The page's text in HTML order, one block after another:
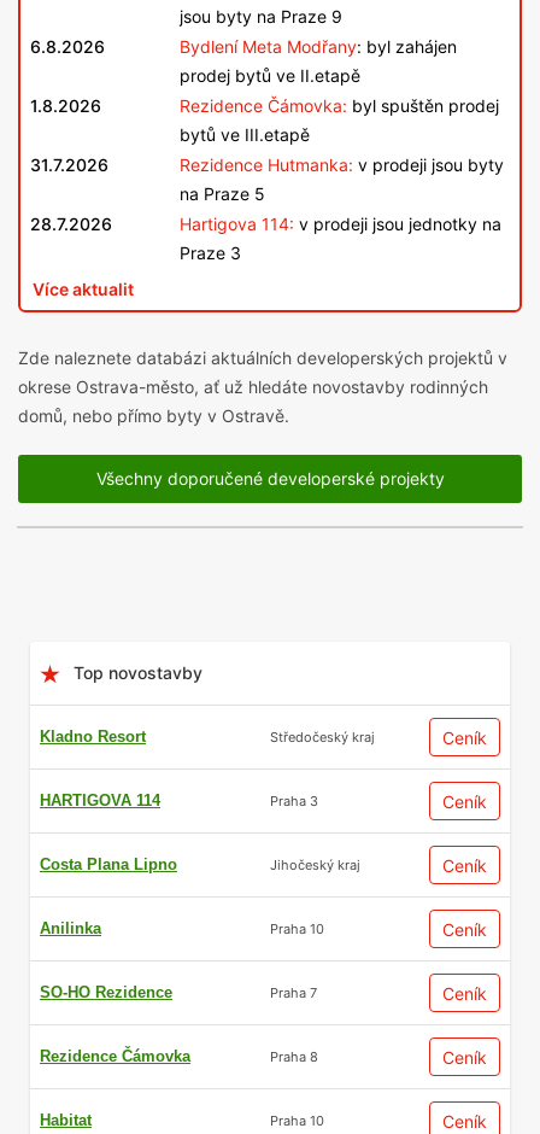
jsou byty na Praze 9
6.8.2026
Bydlení Meta Modřany: byl zahájen
prodej bytů ve II.etapě
1.8.2026
Rezidence Čámovka: byl spuštěn prodej
bytů ve III.etapě
31.7.2026
Rezidence Hutmanka: v prodeji jsou byty
na Praze 5
28.7.2026
Hartigova 114: v prodeji jsou jednotky na
Praze 3
Více aktualit
Zde naleznete databázi aktuálních developerských projektů v
okrese Ostrava-město, ať už hledáte novostavby rodinných
domů, nebo přímo byty v Ostravě.
Všechny doporučené developerské projekty
Top novostavby
Kladno Resort Středočeský kraj Ceník
HARTIGOVA 114 Praha 3 Ceník
Costa Plana Lipno Jihočeský kraj Ceník
Anilinka Praha 10 Ceník
SO-HO Rezidence Praha 7 Ceník
Rezidence Čámovka Praha 8 Ceník
Habitat Praha 10 Ceník